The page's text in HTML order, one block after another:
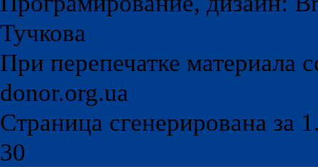
Тучкова
При перепечатке материала
donor.org.ua
Страница сгенерирована за
30